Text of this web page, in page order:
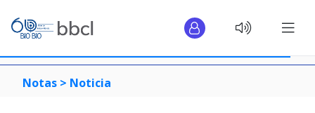
Notas > Noticia